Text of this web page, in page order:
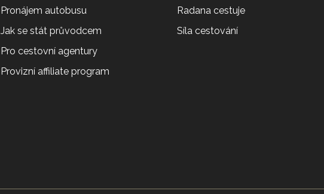
Pronájem autobusu
Jak se stát průvodcem
Pro cestovní agentury
Provizní affiliate program
Radana cestuje
Síla cestování